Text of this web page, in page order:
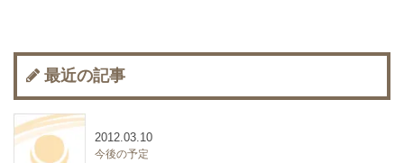
最近の記事
今後の予定
2012.03.10